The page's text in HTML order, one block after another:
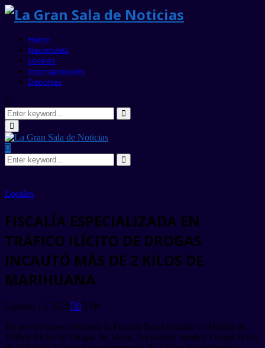
Home
Nacionales
Locales
Internacionales
Deportes
Search
for:
Search
Primary
Menu
Search
for:
Search
Locales
FISCALÍA ESPECIALIZADA EN
TRÁFICO ILÍCITO DE DROGAS
INCAUTÓ MÁS DE 2 KILOS DE
MARIHUANA
agosto 15, 2025 0
306
En un operativo conjunto, la Fiscalía Especializada en Delitos de
Tráfico Ilícito de Drogas de Tacna, Escuadrón Verde y Grupo Terna